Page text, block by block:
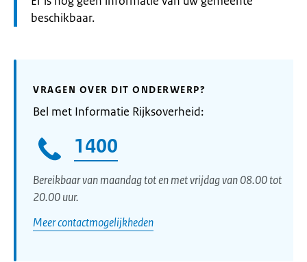
beschikbaar.
VRAGEN OVER DIT ONDERWERP?
Bel met Informatie Rijksoverheid:
1400
Bereikbaar van maandag tot en met vrijdag van 08.00 tot
20.00 uur.
Meer contactmogelijkheden